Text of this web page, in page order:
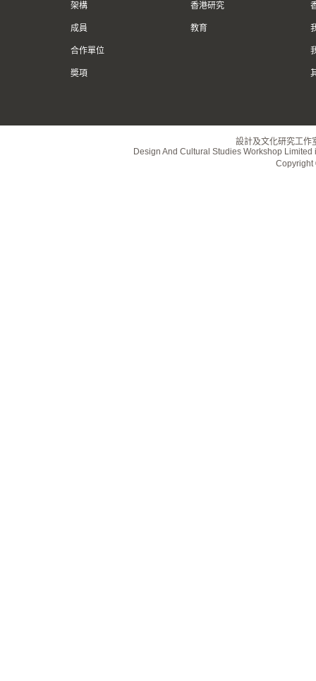
架構
成員
合作單位
奬項
香港研究
教育
設計及文化研究工作
Design And Cultural Studies Workshop
Copyright